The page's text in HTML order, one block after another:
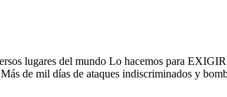
lugares del mundo Lo hacemos para
de mil días de ataques indiscriminados y